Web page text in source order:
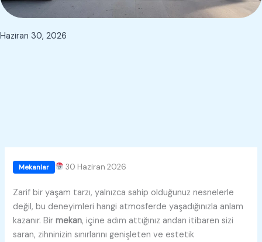
Haziran 30, 2026
Mekanlar 30 Haziran 2026
Zarif bir yaşam tarzı, yalnızca sahip olduğunuz nesnelerle
değil, bu deneyimleri hangi atmosferde yaşadığınızla anlam
kazanır. Birmekan, içine adım attığınız andan itibaren sizi
saran, zihninizin sınırlarını genişleten ve estetik